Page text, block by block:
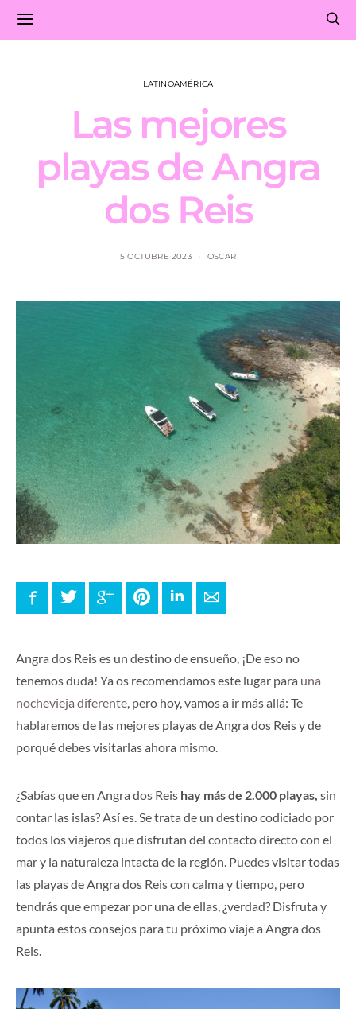
LATINOAMÉRICA
Las mejores
playas de Angra
dos Reis
5 OCTUBRE 2023 OSCAR
FacebookTwitter Google+ PinterestLinkedInE-mail
Angra dos Reis es un destino de ensueño, ¡De eso no
tenemos duda! Ya os recomendamos este lugar para una
nochevieja diferente, pero hoy, vamos a ir más allá: Te
hablaremos de las mejores playas de Angra dos Reis y de
porqué debes visitarlas ahora mismo.
¿Sabías que en Angra dos Reis hay más de 2.000 playas, sin
contar las islas? Así es. Se trata de un destino codiciado por
todos los viajeros que disfrutan del contacto directo con el
mar y la naturaleza intacta de la región. Puedes visitar todas
las playas de Angra dos Reis con calma y tiempo, pero
tendrás que empezar por una de ellas, ¿verdad? Disfruta y
apunta estos consejos para tu próximo viaje a Angra dos
Reis.